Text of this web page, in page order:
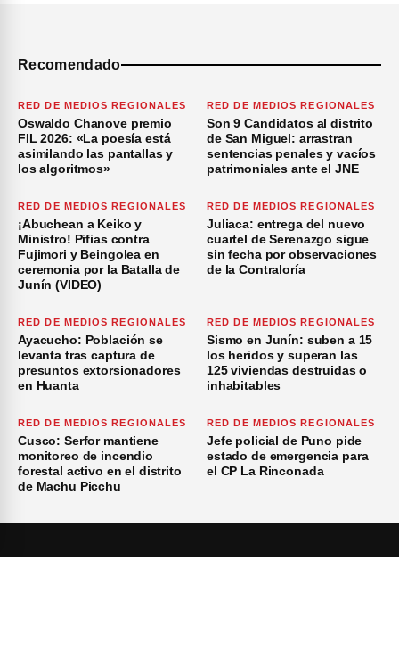
Recomendado
RED DE MEDIOS REGIONALES
Oswaldo Chanove premio
FIL 2026: «La poesía está
asimilando las pantallas y
los algoritmos»
RED DE MEDIOS REGIONALES
Son 9 Candidatos al distrito
de San Miguel: arrastran
sentencias penales y vacíos
patrimoniales ante el JNE
RED DE MEDIOS REGIONALES
¡Abuchean a Keiko y
Ministro! Pifias contra
Fujimori y Beingolea en
ceremonia por la Batalla de
Junín (VIDEO)
RED DE MEDIOS REGIONALES
Juliaca: entrega del nuevo
cuartel de Serenazgo sigue
sin fecha por observaciones
de la Contraloría
RED DE MEDIOS REGIONALES
Ayacucho: Población se
levanta tras captura de
presuntos extorsionadores
en Huanta
RED DE MEDIOS REGIONALES
Sismo en Junín: suben a 15
los heridos y superan las
125 viviendas destruidas o
inhabitables
RED DE MEDIOS REGIONALES
Cusco: Serfor mantiene
monitoreo de incendio
forestal activo en el distrito
de Machu Picchu
RED DE MEDIOS REGIONALES
Jefe policial de Puno pide
estado de emergencia para
el CP La Rinconada